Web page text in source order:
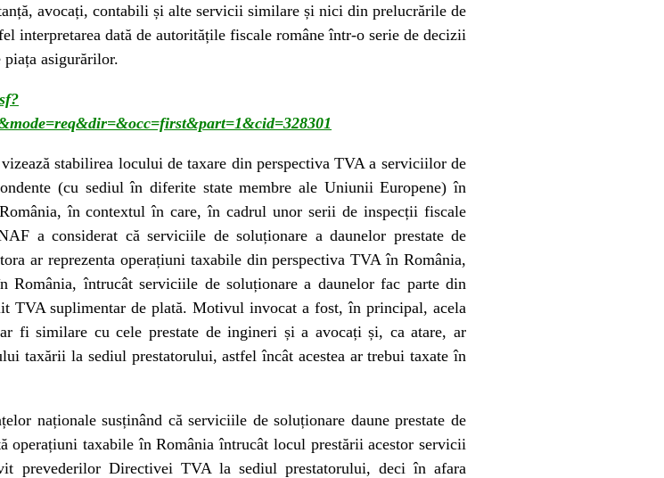
avocați, contabili și alte servicii similare și nici din prelucrările de
interpretarea dată de autoritățile fiscale române într-o serie de decizii
asigurărilor.
stabilirea locului de taxare din perspectiva TVA a serviciilor de
(cu sediul în diferite state membre ale Uniunii Europene) în
în contextul în care, în cadrul unor serii de inspecții fiscale
a considerat că serviciile de soluționare a daunelor prestate de
ar reprezenta operațiuni taxabile din perspectiva TVA în România,
întrucât serviciile de soluționare a daunelor fac parte din
TVA suplimentar de plată. Motivul invocat a fost, în principal, acela
fi similare cu cele prestate de ingineri și a avocați și, ca atare, ar
taxării la sediul prestatorului, astfel încât acestea ar trebui taxate în
naționale susținând că serviciile de soluționare daune prestate de
operațiuni taxabile în România întrucât locul prestării acestor servicii
prevederilor Directivei TVA la sediul prestatorului, deci în afara